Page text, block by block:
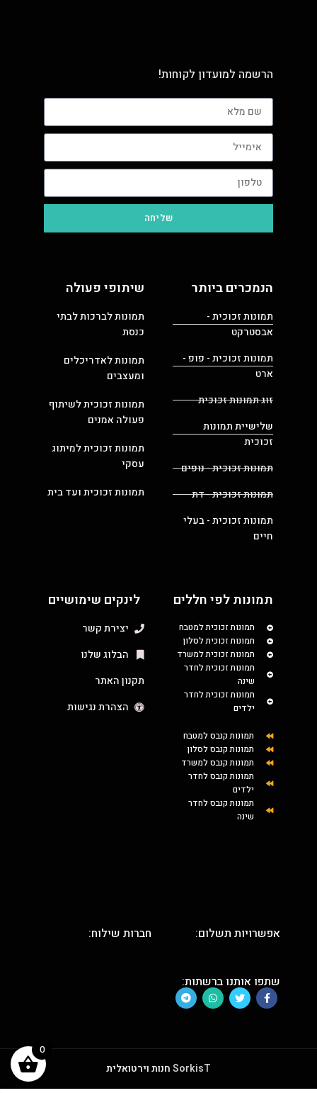
הרשמה למועדון לקוחות!
שליחה
הנמכרים ביותר
תמונות זכוכית -
אבסטרקט
תמונות זכוכית - פופ -
ארט
זוג תמונות זכוכית
שלישיית תמונות
זכוכית
תמונות זכוכית - נופים
תמונות זכוכית - דת
תמונות זכוכית - בעלי
חיים
שיתופי פעולה
תמונות לברכות לבתי
כנסת
תמונות לאדריכלים
ומעצבים
תמונות זכוכית לשיתוף
פעולה אמנים
תמונות זכוכית למיתוג
עסקי
תמונות זכוכית ועד בית
תמונות לפי חללים
תמונות זכוכית למטבח
תמונות זכוכית לסלון
תמונות זכוכית למשרד
תמונות זכוכית לחדר
שינה
תמונות זכוכית לחדר
ילדים
תמונות קנבס למטבח
תמונות קנבס לסלון
תמונות קנבס למשרד
תמונות קנבס לחדר
ילדים
תמונות קנבס לחדר
שינה
לינקים שימושיים
יצירת קשר
הבלוג שלנו
תקנון האתר
הצהרת נגישות
אפשרויות תשלום: חברות שילוח:
שתפו אותנו ברשתות:
SorkisTחנות וירטואלית
0